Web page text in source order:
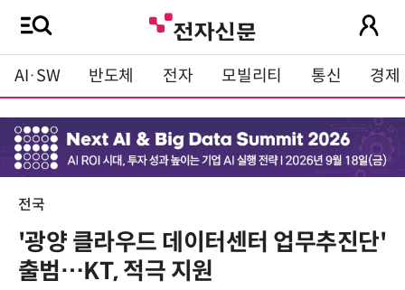
AI·SW 반도체 전자 모빌리티 통신 경제
전국
'광양 클라우드 데이터센터 업무추진단'
출범…KT, 적극 지원